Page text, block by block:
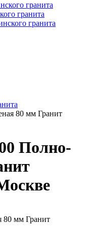
гранита
гранита
гранита
80 мм Гранит
Полно-